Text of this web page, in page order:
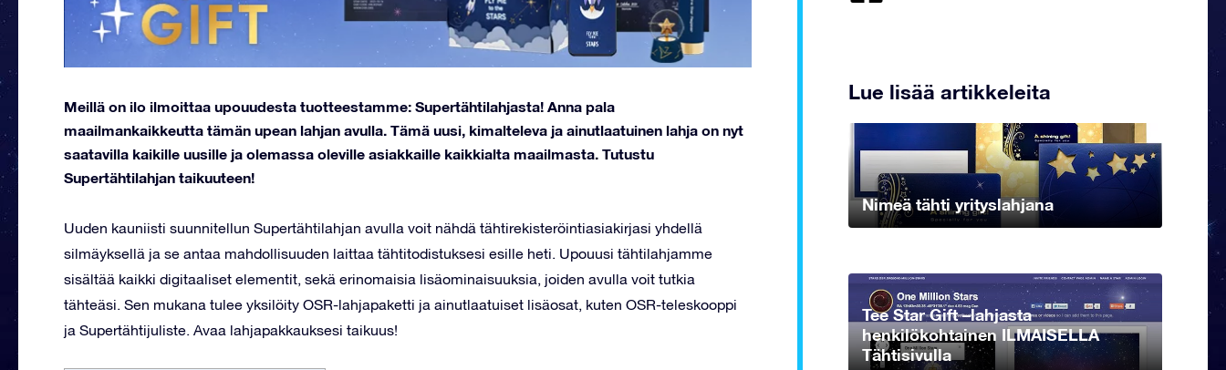
Meillä on ilo ilmoittaa upouudesta tuotteestamme: Supertähtilahjasta! Anna pala
maailmankaikkeutta tämän upean lahjan avulla. Tämä uusi, kimalteleva ja ainutlaatuinen lahja on nyt
saatavilla kaikille uusille ja olemassa oleville asiakkaille kaikkialta maailmasta. Tutustu
Supertähtilahjan taikuuteen!
Uuden kauniisti suunnitellun Supertähtilahjan avulla voit nähdä tähtirekisteröintiasiakirjasi yhdellä
silmäyksellä ja se antaa mahdollisuuden laittaa tähtitodistuksesi esille heti. Upouusi tähtilahjamme
sisältää kaikki digitaaliset elementit, sekä erinomaisia lisäominaisuuksia, joiden avulla voit tutkia
tähteäsi. Sen mukana tulee yksilöity OSR-lahjapaketti ja ainutlaatuiset lisäosat, kuten OSR-teleskooppi
ja Supertähtijuliste. Avaa lahjapakkauksesi taikuus!
Lue lisää artikkeleita
Nimeä tähti yrityslahjana
Tee Star Gift –lahjasta
henkilökohtainen ILMAISELLA
Tähtisivulla